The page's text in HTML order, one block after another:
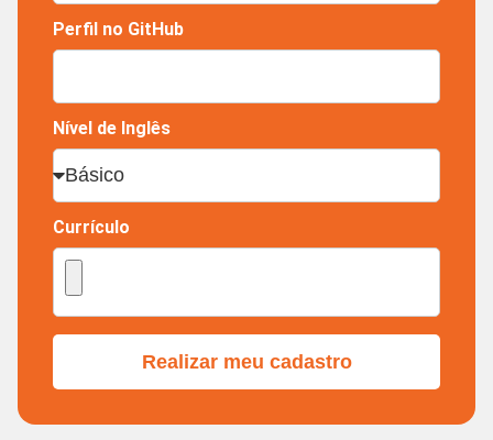
Perfil no GitHub
Nível de Inglês
Currículo
Realizar meu cadastro